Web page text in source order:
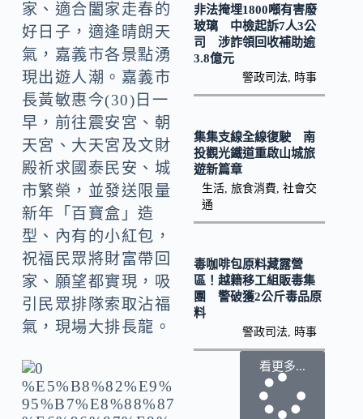
家、適合闔家走春的
好日子，適逢晴朗天
氣，嘉義市各景點湧
現出遊人潮。嘉義市
長黃敏惠今(30)日一
早，前往震安宮、朝
天宮、大天宮及文財
殿祈求國泰民安、城
市繁榮，並發送限量
新年「百寶盒」造
型、內有的小紅包，
祝福民眾將財富帶回
家、願望都實現，吸
引民眾排隊索取沾福
氣，現場大排長龍。
非法掩埋1800噸有害廢
玻璃 中檢起訴7人3公
司 涉詐領回收補助逾
3.8億元
警政司法 時事
集集支線全線復駛 南
投觀光鐵道重啟山城旅
遊新篇章
生活, 旅食消費 社會交
通
毒咖啡包原料藏露營
區！越籍移工組販毒集
團 警破獲2公斤毒品原
料
警政司法 時事
看更多...